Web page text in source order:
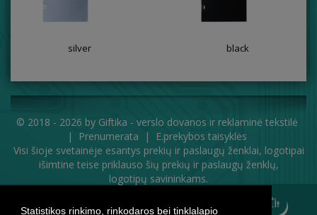
Statistikos rinkimo, rinkodaros bei tinklalapio
silver black
© 2018 - 2026 by Giftika - verslo dovanos ir reklaminė tekstilė
|
Prenumerata |
E.prekybos taisyklės
Visi šioje svetainėje esantys prekių ir paslaugų ženklai, logotipai
išimtine teise priklauso šių prekių ir paslaugų ženklų,
logotipų savininkams.